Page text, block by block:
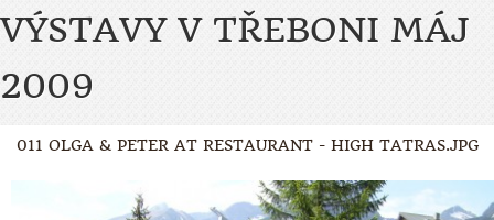
VÝSTAVY V TŘEBONI MÁJ
2009
011 OLGA & PETER AT RESTAURANT - HIGH TATRAS.JPG